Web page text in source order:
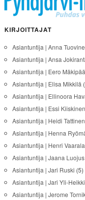
KIRJOITTAJAT
Asiantuntija | Anna
Asiantuntija | Ansa
Asiantuntija | Eero Mäkipää
Asiantuntija | Elisa Mikkilä
Asiantuntija | Ellinoora
Asiantuntija | Essi Kiiskinen
Asiantuntija | Heidi Tattinen
Asiantuntija | Henna
Asiantuntija | Henri Vaarala
Asiantuntija | Jaana Luojus
Asiantuntija | Jari Ruski (5)
Asiantuntija | Jari Yli-
Asiantuntija | Jerome